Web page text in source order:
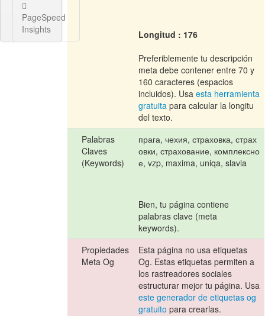
PageSpeed
Insights
Longitud : 176
Preferiblemente tu descripción
meta debe contener entre 70 y
160 caracteres (espacios
incluidos). Usaesta herramienta
gratuita para calcular la longitu
del texto.
Palabras
Claves
(Keywords)
прага, чехия, страховка, страх
овки, страхование, комплексно
е, vzp, maxima, uniqa, slavia
Bien, tu página contiene
palabras clave (meta
keywords).
Propiedades
Meta Og
Esta página no usa etiquetas
Og. Estas etiquetas permiten a
los rastreadores sociales
estructurar mejor tu página. Usa
este generador de etiquetas og
gratuito para crearlas.